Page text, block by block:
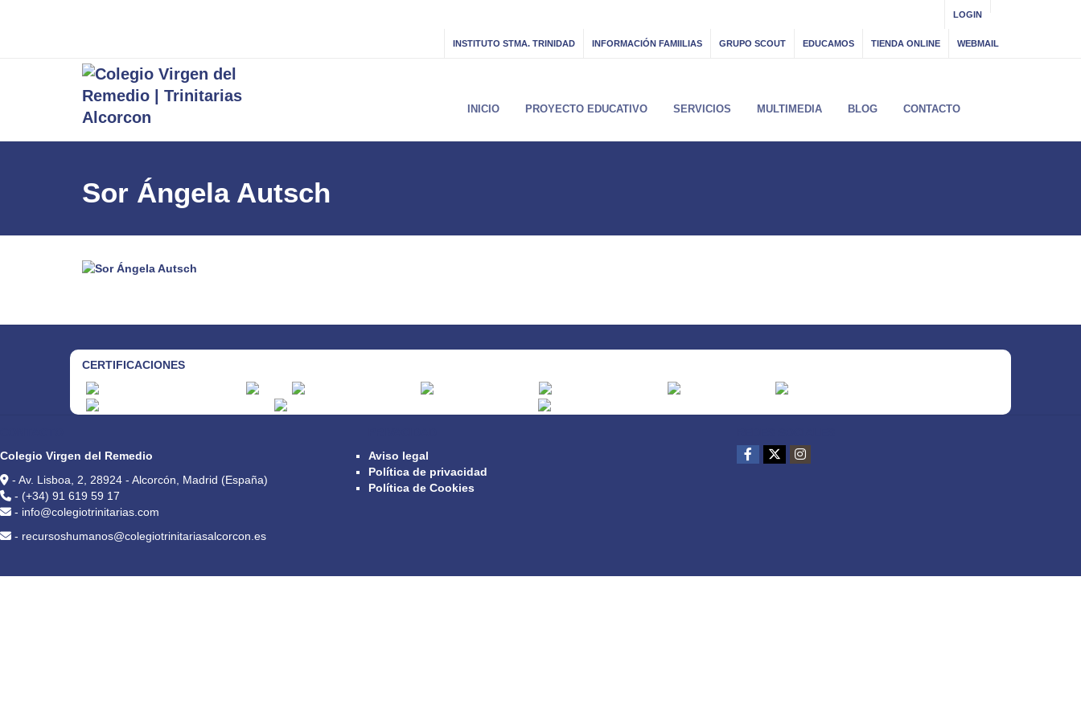
LOGIN
INSTITUTO STMA. TRINIDAD INFORMACIÓN FAMIILIAS GRUPO SCOUT EDUCAMOS TIENDA ONLINE WEBMAIL
INICIO PROYECTO EDUCATIVO SERVICIOS MULTIMEDIA BLOG CONTACTO
Sor Ángela Autsch
CERTIFICACIONES
Colegio Virgen del Remedio
- Av. Lisboa, 2, 28924 - Alcorcón, Madrid (España)
- (+34) 91 619 59 17
- info@colegiotrinitarias.com
- recursoshumanos@colegiotrinitariasalcorcon.es
Aviso legal
Política de privacidad
Política de Cookies